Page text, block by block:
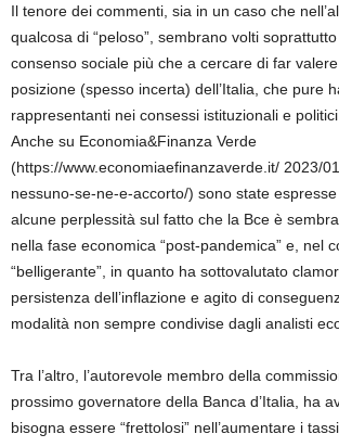
Il tenore dei commenti, sia in un caso che
qualcosa di “peloso”, sembrano volti
consenso sociale più che a cercare di far
posizione (spesso incerta) dell’Italia, che pure
rappresentanti nei consessi istituzionali e politici
Anche su Economia&Finanza Verde
(https://www.economiaefinanzaverde.it/ 2023/
nessuno-se-ne-e-accorto/) sono state
alcune perplessità sul fatto che la Bce è
nella fase economica “post-pandemica” e, nel
“belligerante”, in quanto ha sottovalutato
persistenza dell’inflazione e agito di
modalità non sempre condivise dagli analisti
Tra l’altro, l’autorevole membro della
prossimo governatore della Banca d’Italia, ha
bisogna essere “frettolosi” nell’aumentare i